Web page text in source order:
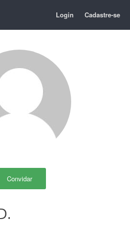
Login Cadastre-se
Convidar